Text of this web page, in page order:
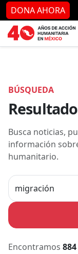
Ir al contenido
DONA AHORA
BÚSQUEDA
Busca noticias,
información
humanitario.
Encontramos 884